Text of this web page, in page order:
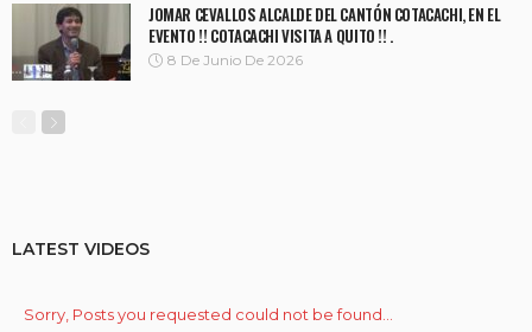
JOMAR CEVALLOS ALCALDE DEL CANTÓN COTACACHI, EN EL
EVENTO !! COTACACHI VISITA A QUITO !! .
8 De Junio De 2026
LATEST VIDEOS
Sorry, Posts you requested could not be found...